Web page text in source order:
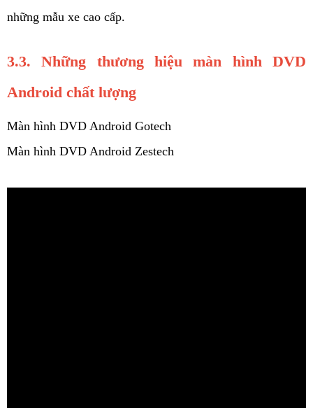
những mẫu xe cao cấp.
3.3. Những thương hiệu màn hình DVD
Android chất lượng
Màn hình DVD Android Gotech
Màn hình DVD Android Zestech